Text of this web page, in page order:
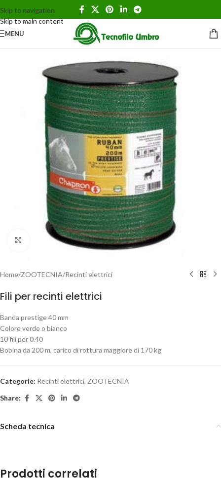
Skip to navigation
Skip to main content
MENU
Clicca per ingrandire
Home/ZOOTECNIA/Recinti elettrici
Fili per recinti elettrici
Banda prestige 40 mm
Colore verde o bianco
10 fili per 0.40
Bobina da 200 m, carico di rottura maggiore di 170 kg
Categorie: Recinti elettrici, ZOOTECNIA
Share:
Scheda tecnica
Prodotti correlati